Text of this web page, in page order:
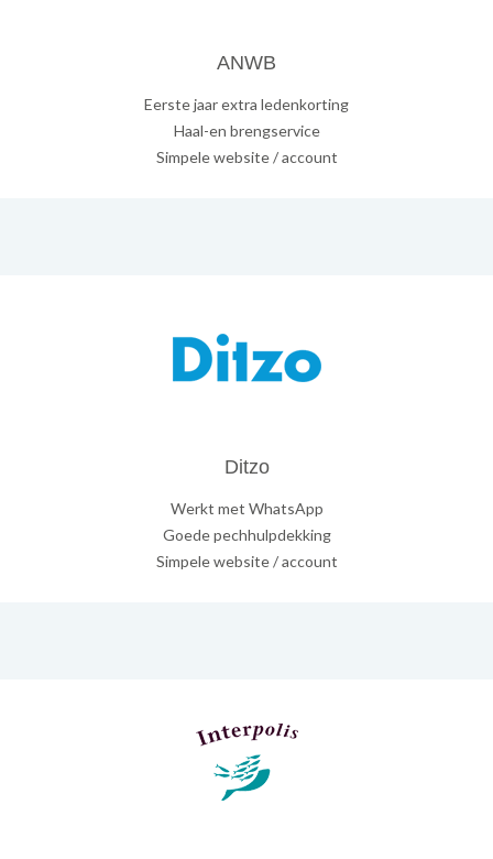
ANWB
Eerste jaar extra ledenkorting
Haal-en brengservice
Simpele website / account
Ditzo
Werkt met WhatsApp
Goede pechhulpdekking
Simpele website / account